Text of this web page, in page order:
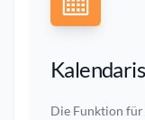
Die Funktion